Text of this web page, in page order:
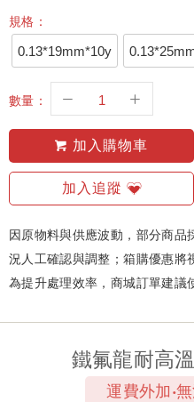
規格：
0.13*19mm*10y
數量：
加入購物車
加入追蹤
因原物料與供應波動，部分商品
況人工確認與調整；箱購優惠將
為提升處理效率，商城訂單建議
鐵氟龍耐高
運費外加‧